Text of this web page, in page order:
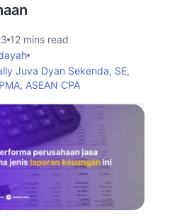
12 mins read
Juva Dyan Sekenda, SE,
ASEAN CPA